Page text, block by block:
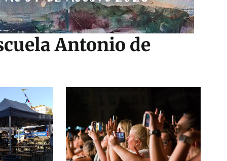
Antonio de